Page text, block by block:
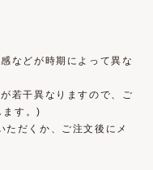
などが時期によって異な
若干異なりますので、ご
ます。)
ただくか、ご注文後にメ